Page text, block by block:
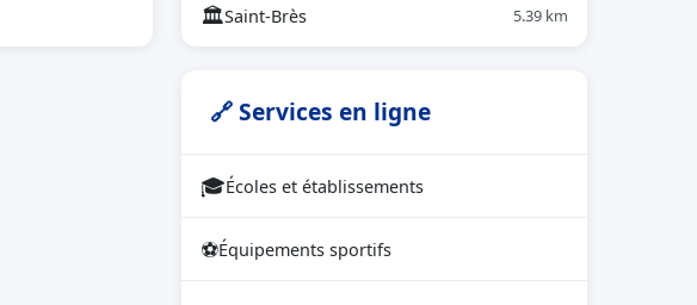
🏛Saint-Brès 5.39 km
🔗 Services en ligne
🎓Écoles et établissements
⚽Équipements sportifs